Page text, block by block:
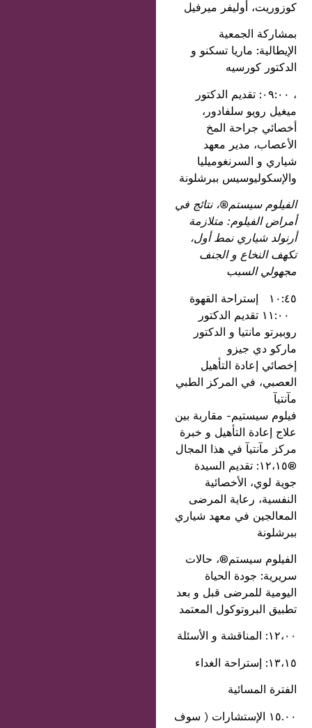
كوزوريت، أوليفر ميرفيل
بمشاركة الجمعية
الإيطالية: ماريا تسكنو و
الدكتور كورسيه
، ٠٩:٠٠: تقديم الدكتور
ميغيل رويو سلفادور،
أخصائي جراحة المخ
الأعصاب، مدير معهد
شياري و السرنغوميليا
والإسكوليوسيس ببرشلونة
الفيلوم سيستم®، نتائج في
أمراض الفيلوم: متلازمة
أرنولد شياري نمط أول،
تكهف النخاع و الجنف
مجهولي السبب
١٠:٤٥ إستراحة القهوة
١١:٠٠ تقديم الدكتور
روبيرتو مانتيا و الدكتور
ماركو دي جيزو
إخصائي إعادة التأهيل
العصبي، في المركز الطبي
مآنتيآ
فيلوم سيستيم- مقاربة بين
علاج إعادة التأهيل و خبرة
مركز مآنتيآ في هذا المجال
®١٢،١٥: تقديم السيدة
جوية لوي، الأخصائية
النفسية، رعاية المرضى
المعالجين في معهد شياري
ببرشلونة
الفيلوم سيستم®، حالات
سريرية: جودة الحياة
اليومية للمرضى قبل و بعد
تطبيق البروتوكول المعتمد
١٢،٠٠: المناقشة و الأسئلة
١٣،١٥: إستراحة الغداء
الفترة المسائية
١٥.٠٠ الإستشارات ( سوف